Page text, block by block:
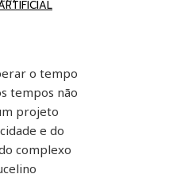
o tempo
tempos não
projeto
e do
complexo